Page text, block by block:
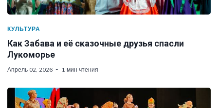
КУЛЬТУРА
Как Забава и её сказочные друзья спасли
Лукоморье
Апрель 02, 2026 1 мин чтения